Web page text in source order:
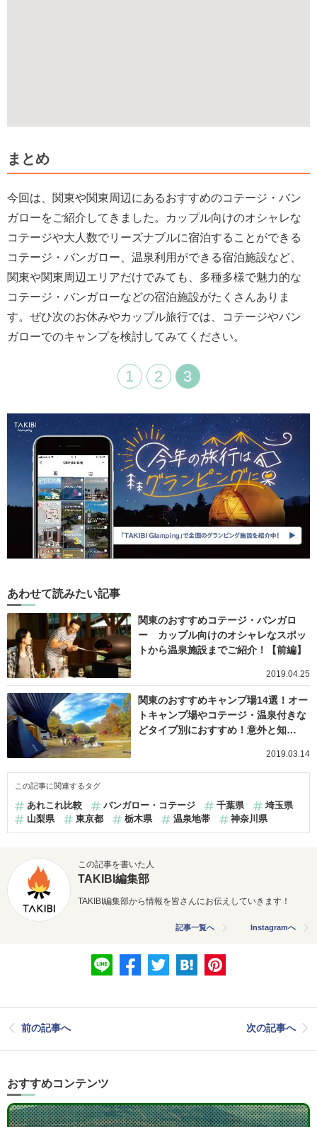
まとめ
今回は、関東や関東周辺にあるおすすめのコテージ・バン
ガローをご紹介してきました。カップル向けのオシャレな
コテージや大人数でリーズナブルに宿泊することができる
コテージ・バンガロー、温泉利用ができる宿泊施設など、
関東や関東周辺エリアだけでみても、多種多様で魅力的な
コテージ・バンガローなどの宿泊施設がたくさんありま
す。ぜひ次のお休みやカップル旅行では、コテージやバン
ガローでのキャンプを検討してみてください。
1 2 3
あわせて読みたい記事
関東のおすすめコテージ・バンガロ
ー カップル向けのオシャレなスポッ
トから温泉施設までご紹介！【前編】
2019.04.25
関東のおすすめキャンプ場14選！オー
トキャンプ場やコテージ・温泉付きな
どタイプ別におすすめ！意外と知…
2019.03.14
この記事に関連するタグ
あれこれ比較 バンガロー・コテージ 千葉県
埼玉県
山梨県
東京都 栃木県 温泉地帯 神奈川県
この記事を書いた人
TAKIBI編集部
TAKIBI編集部から情報を皆さんにお伝えしていきます！
記事一覧へ Instagramへ
前の記事へ 次の記事へ
おすすめコンテンツ